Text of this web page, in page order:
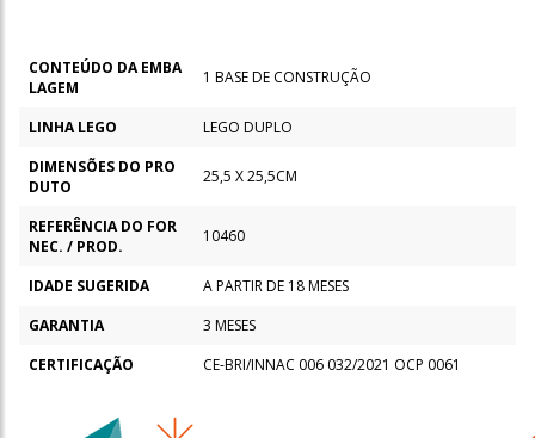
CONTEÚDO DA EMBA
LAGEM
1 BASE DE CONSTRUÇÃO
LINHA LEGO
LEGO DUPLO
DIMENSÕES DO PRO
DUTO
25,5 X 25,5CM
REFERÊNCIA DO FOR
NEC. / PROD.
10460
IDADE SUGERIDA
A PARTIR DE 18 MESES
GARANTIA
3 MESES
CERTIFICAÇÃO
CE-BRI/INNAC 006 032/2021 OCP 0061